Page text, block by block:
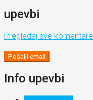
upevbi
Pregledaj sve komentare
Pošalji email
Info upevbi